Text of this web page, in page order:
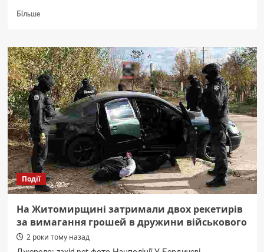
БільшеДокладніше
страв
з
білих
грибів
на
будь-
який
смак
Події
На Житомирщині затримали двох рекетирів
за вимагання грошей в дружини військового
2 роки тому назад